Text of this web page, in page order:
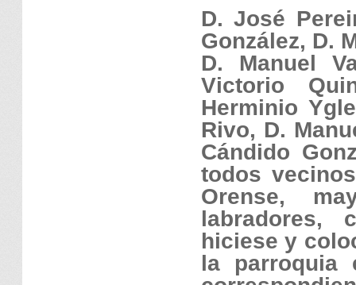
D. José
González, D.
D. Manuel
Victorio
Herminio
Rivo, D.
Cándido
todos
Orense,
labradores,
hiciese y
la